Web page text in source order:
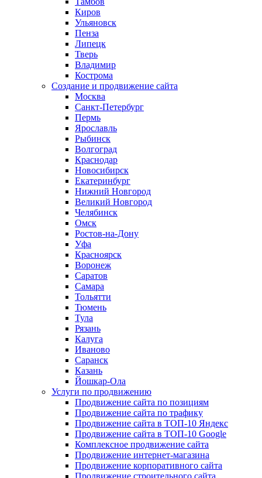
Киров
Ульяновск
Пенза
Липецк
Тверь
Владимир
Кострома
Создание и продвижение сайта
Москва
Санкт-Петербург
Пермь
Ярославль
Рыбинск
Волгоград
Краснодар
Новосибирск
Екатеринбург
Нижний Новгород
Великий Новгород
Челябинск
Омск
Ростов-на-Дону
Уфа
Красноярск
Воронеж
Саратов
Самара
Тольятти
Тюмень
Тула
Рязань
Калуга
Иваново
Саранск
Казань
Йошкар-Ола
Услуги по продвижению
Продвижение сайта по позициям
Продвижение сайта по трафику
Продвижение сайта в ТОП-10 Яндекс
Продвижение сайта в ТОП-10 Google
Комплексное продвижение сайта
Продвижение интернет-магазина
Продвижение корпоративного сайта
Продвижение строительного сайта